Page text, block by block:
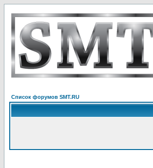
Список форумов SMT.RU